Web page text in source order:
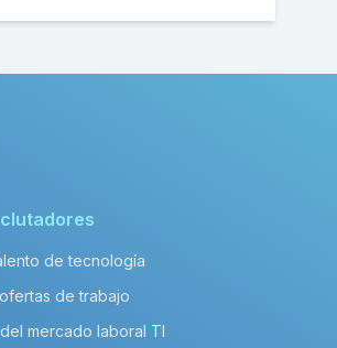
de tecnología
de trabajo
mercado laboral TI